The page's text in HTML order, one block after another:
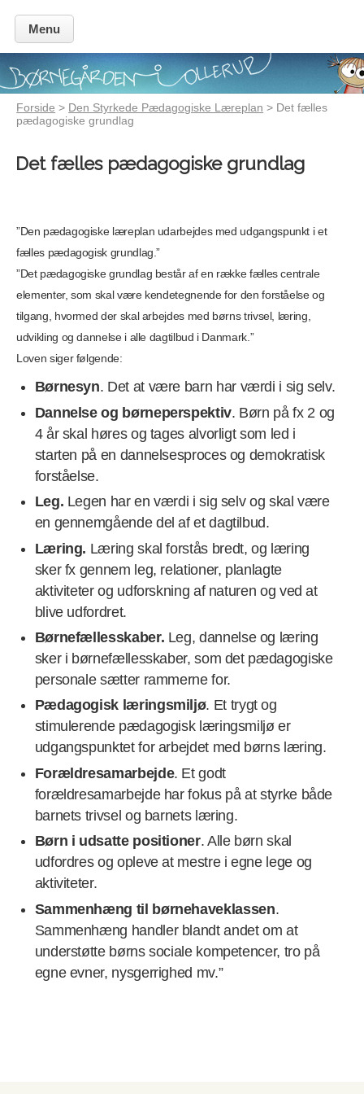
Menu
Forside > Den Styrkede Pædagogiske Læreplan > Det fælles
pædagogiske grundlag
Det fælles pædagogiske grundlag
”Den pædagogiske læreplan udarbejdes med udgangspunkt i et
fælles pædagogisk grundlag.”
”Det pædagogiske grundlag består af en række fælles centrale
elementer, som skal være kende­tegnende for den forståelse og
tilgang, hvormed der skal arbejdes med børns trivsel, læring,
udvikling og dannelse i alle dagtilbud i Danmark.”
Loven siger følgende:
Børnesyn. Det at være barn har værdi i sig selv.
Dannelse og børneperspektiv. Børn på fx 2 og
4 år skal høres og tages alvorligt som led i
starten på en dannelsesproces og demokratisk
forståelse.
Leg. Legen har en værdi i sig selv og skal være
en gennemgående del af et dagtilbud.
Læring. Læring skal forstås bredt, og læring
sker fx gennem leg, relationer, planlagte
aktiviteter og udforskning af naturen og ved at
blive udfordret.
Børnefællesskaber. Leg, dannelse og læring
sker i børnefællesskaber, som det pædagogiske
personale sætter rammerne for.
Pædagogisk læringsmiljø. Et trygt og
stimulerende pædagogisk læringsmiljø er
udgangspunktet for arbejdet med børns læring.
Forældresamarbejde. Et godt
forældresamarbejde har fokus på at styrke både
barnets trivsel og barnets læring.
Børn i udsatte positioner. Alle børn skal
udfordres og opleve at mestre i egne lege og
aktiviteter.
Sammenhæng til børnehaveklassen.
Sammenhæng handler blandt andet om at
understøtte børns sociale kompetencer, tro på
egne evner, nysgerrighed mv.”